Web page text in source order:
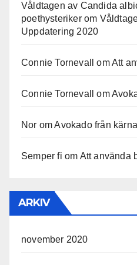
Våldtagen av Candida
poethysterikerom
Uppdatering 2020
Connie Tornevall omAtt
Connie Tornevall om
Nor omAvokado från
Semper fi om Att använda
ARKIV
november 2020